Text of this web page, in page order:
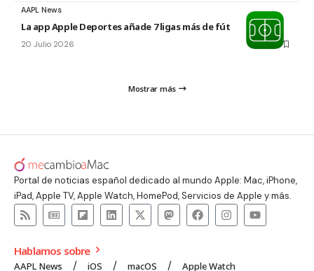
AAPL News
La app Apple Deportes añade 7 ligas más de fútbol
20 Julio 2026
Mostrar más
Portal de noticias español dedicado al mundo Apple: Mac, iPhone,
iPad, Apple TV, Apple Watch, HomePod, Servicios de Apple y más.
Hablamos sobre
AAPL News iOS macOS Apple Watch